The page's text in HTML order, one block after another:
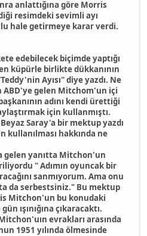
anlattığına göre Morris
resimdeki sevimli ayı
hale getirmeye karar verdi.
edebilecek biçimde yaptığı
küpürle birlikte dükkanının
Ayısı" diye yazdı. Ne
gelen Mitchom'un içi
adını kendi ürettiği
için kullanmıştı.
Saray'a bir mektup yazdı
kullanılması hakkında ne
gelen yanıtta Mitchon'un
" Adımın oyuncak bir
sanmıyorum. Ama onu
da serbestsiniz." Bu mektup
Mitchon'un bu konudaki
ışınığına çıkaracaktı.
evrakları arasında
1951 yılında ölmesinde